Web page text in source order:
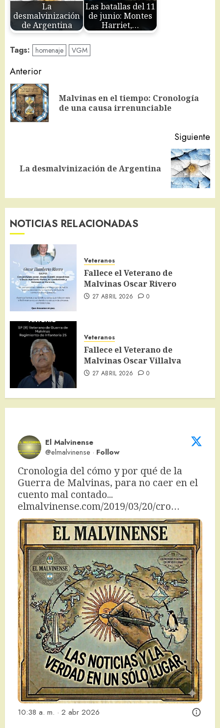
La
desmalvinización
de Argentina
Las batallas del 11
de junio: Montes
Harriet,…
Tags: homenaje VGM
Navegación
de
entradas
Anterior
Malvinas en el tiempo: Cronología
de una causa irrenunciable
Siguiente
Siguiente
La desmalvinización de Argentina
NOTICIAS RELACIONADAS
Veteranos
Fallece el Veterano de
Malvinas Oscar Rivero
27 ABRIL 2026 0
Veteranos
Fallece el Veterano de
Malvinas Oscar Villalva
27 ABRIL 2026 0
El Malvinense
@elmalvinense · Follow
Cronologia del cómo y por qué de la
Guerra de Malvinas, para no caer en el
elmalvinense.com/2019/03/20/cro…
10:38 a. m. · 2 abr 2026